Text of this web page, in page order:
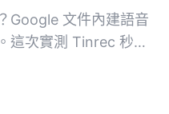
Google 文件內建語音
這次實測 Tinrec 秒聽